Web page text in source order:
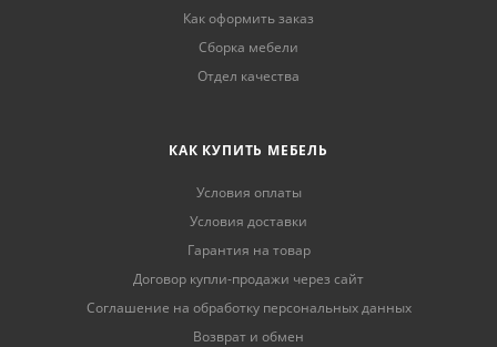
Как оформить заказ
Сборка мебели
Отдел качества
КАК КУПИТЬ МЕБЕЛЬ
Условия оплаты
Условия доставки
Гарантия на товар
Договор купли-продажи через сайт
Соглашение на обработку персональных данных
Возврат и обмен